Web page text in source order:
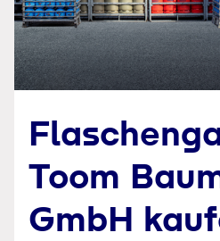
Toom
GmbH